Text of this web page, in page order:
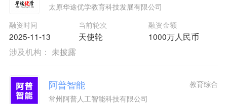
太原华途优学教育科技发展有限公司
融资时间
2025-11-13
当前轮次
天使轮
融资金额
1000万人民币
涉及机构： 未披露
阿普智能
常州阿普人工智能科技有限公司
教育综合